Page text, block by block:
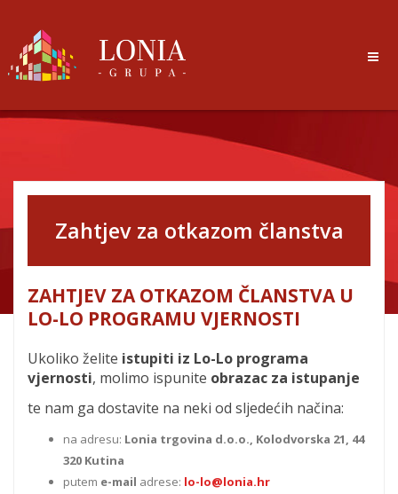
Zahtjev za otkazom članstva
ZAHTJEV ZA OTKAZOM ČLANSTVA U
LO-LO PROGRAMU VJERNOSTI
Ukoliko želite istupiti iz Lo-Lo programa
vjernosti, molimo ispunite obrazac za istupanje
te nam ga dostavite na neki od sljedećih načina:
na adresu: Lonia trgovina d.o.o., Kolodvorska 21, 44
320 Kutina
putem e-mail adrese: lo-lo@lonia.hr